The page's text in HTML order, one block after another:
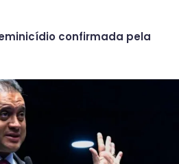
confirmada pela